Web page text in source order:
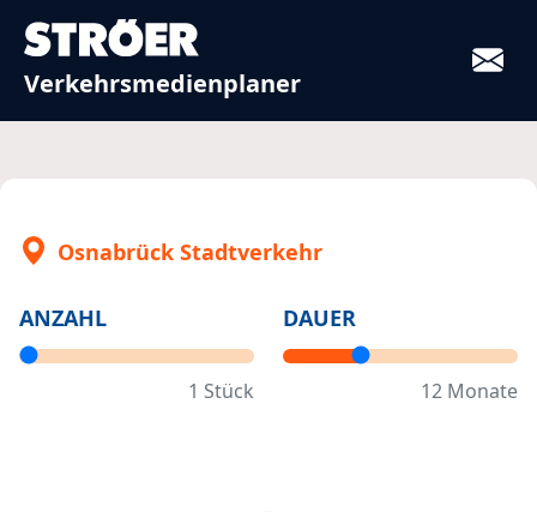
Verkehrsmedienplaner
Osnabrück Stadtverkehr
ANZAHL
1 Stück
DAUER
12 Monate